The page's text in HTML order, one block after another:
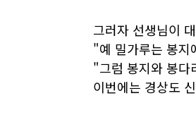
그러자 선생님이
"예 밀가루는 봉지
"그럼 봉지와 봉다
이번에는 경상도